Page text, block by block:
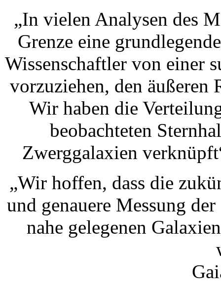
„In vielen Analysen des
Grenze eine
Wissenschaftler von einer
vorzuziehen, den äußeren
Wir haben die
beobachteten
Zwerggalaxien
„Wir hoffen, dass die
und genauere Messung
nahe gelegenen